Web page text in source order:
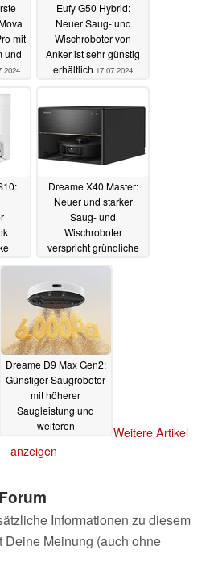
mit
und
Eufy G50 Hybrid:
Neuer Saug- und
Wischroboter von
Anker ist sehr günstig
erhältlich 17.07.2024
Dreame X40 Master:
Neuer und starker
Saug- und
Wischroboter
verspricht gründliche
mit Kniff
Dreame D9 Max Gen2:
Günstiger Saugroboter
mit höherer
Saugleistung und
weiteren
aufgelegt
Weitere Artikel
anzeigen
Informationen zu diesem
Meinung (auch ohne